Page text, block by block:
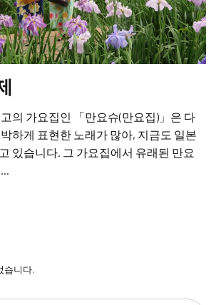
의 가요집인 「만요슈(만요집)」은 다
하게 표현한 노래가 많아, 지금도 일본
있습니다. 그 가요집에서 유래된 만요
습니다.